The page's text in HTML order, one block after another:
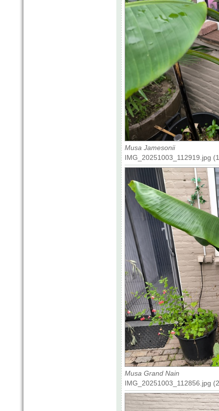
Musa Jamesonii
IMG_20251003_112919.jpg
Musa Grand Nain
IMG_20251003_112856.jpg